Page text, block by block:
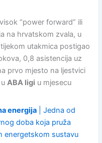
“power forward” ili
na hrvatskom zvala, u
utakmica postigao
0,8 asistencija uz
prvo mjesto na ljestvici
ABA ligi u mjesecu
energija| Jedna od
doba koja pruža
energetskom sustavu